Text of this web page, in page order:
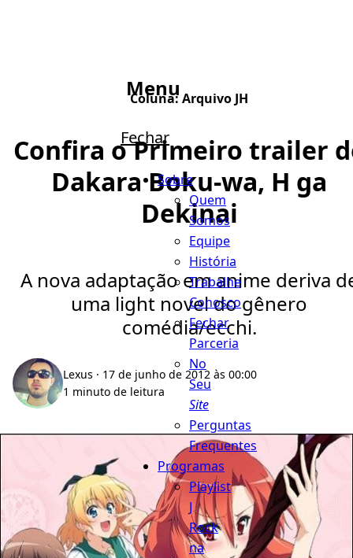
Menu
Fechar
Sobre
Quem
Somos
Equipe
História
Trabalhe
Conosco
Fechar
Parceria
No
Seu
Site
Perguntas
Frequentes
Programas
Playlist
J
Rock
na
Coluna:Arquivo JH
Confira o Primeiro trailer
Dakara Boku-wa, H ga
Dekinai
A nova adaptação em anime deriva
uma light novel do gênero
comédia/ecchi.
Lexus · 17 de junho de 2012 às 00:00
1 minuto de leitura